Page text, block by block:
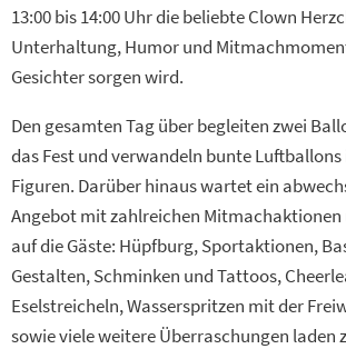
13:00 bis 14:00 Uhr die beliebte Clown
Unterhaltung, Humor und
Gesichter sorgen wird.
Den gesamten Tag über begleiten zwei
das Fest und verwandeln bunte
Figuren. Darüber hinaus wartet ein
Angebot mit zahlreichen
auf die Gäste: Hüpfburg, Sportaktionen,
Gestalten, Schminken und Tattoos,
Eselstreicheln, Wasserspritzen mit der
sowie viele weitere Überraschungen laden